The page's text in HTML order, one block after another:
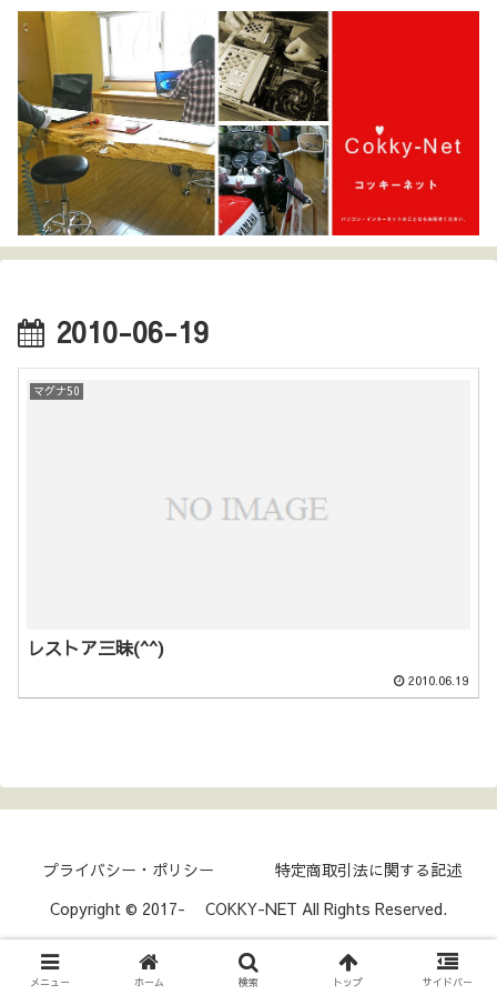
2010-06-19
マグナ50
レストア三昧(^^)
2010.06.19
プライバシー・ポリシー
特定商取引法に関する記述
Copyright © 2017- COKKY-NET All Rights Reserved.
メニュー ホーム 検索 トップ サイドバー